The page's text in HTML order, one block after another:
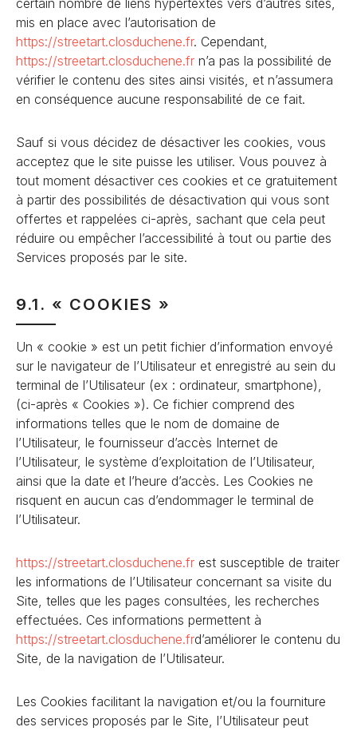
certain nombre de liens hypertextes vers d’autres sites,
mis en place avec l’autorisation de
https://streetart.closduchene.fr. Cependant,
https://streetart.closduchene.fr n’a pas la possibilité de
vérifier le contenu des sites ainsi visités, et n’assumera
en conséquence aucune responsabilité de ce fait.
Sauf si vous décidez de désactiver les cookies, vous
acceptez que le site puisse les utiliser. Vous pouvez à
tout moment désactiver ces cookies et ce gratuitement
à partir des possibilités de désactivation qui vous sont
offertes et rappelées ci-après, sachant que cela peut
réduire ou empêcher l’accessibilité à tout ou partie des
Services proposés par le site.
9.1. « COOKIES »
Un « cookie » est un petit fichier d’information envoyé
sur le navigateur de l’Utilisateur et enregistré au sein du
terminal de l’Utilisateur (ex : ordinateur, smartphone),
(ci-après « Cookies »). Ce fichier comprend des
informations telles que le nom de domaine de
l’Utilisateur, le fournisseur d’accès Internet de
l’Utilisateur, le système d’exploitation de l’Utilisateur,
ainsi que la date et l’heure d’accès. Les Cookies ne
risquent en aucun cas d’endommager le terminal de
l’Utilisateur.
https://streetart.closduchene.fr est susceptible de traiter
les informations de l’Utilisateur concernant sa visite du
Site, telles que les pages consultées, les recherches
effectuées. Ces informations permettent à
https://streetart.closduchene.frd’améliorer le contenu du
Site, de la navigation de l’Utilisateur.
Les Cookies facilitant la navigation et/ou la fourniture
des services proposés par le Site, l’Utilisateur peut